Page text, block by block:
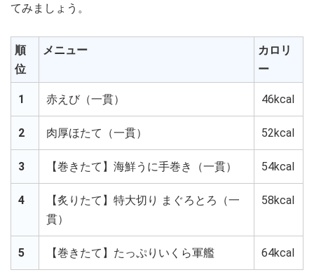
てみましょう。
順
位
メニュー
カロリ
ー
1 赤えび（一貫） 46kcal
2 肉厚ほたて（一貫） 52kcal
3 【巻きたて】海鮮うに手巻き（一貫） 54kcal
4
【炙りたて】特大切り まぐろとろ（一
貫）
58kcal
5 【巻きたて】たっぷりいくら軍艦 64kcal